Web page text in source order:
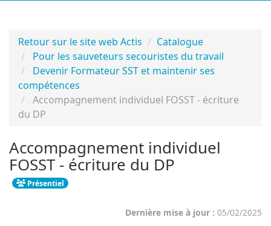
Retour sur le site web Actis
Catalogue
Pour les sauveteurs secouristes du travail
Devenir Formateur SST et maintenir ses
compétences
Accompagnement individuel FOSST - écriture
du DP
Accompagnement individuel
FOSST - écriture du DP
Présentiel
Dernière mise à jour : 05/02/2025